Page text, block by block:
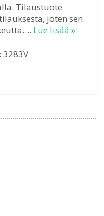
Tilaustuote
joten sen
Lue lisää »